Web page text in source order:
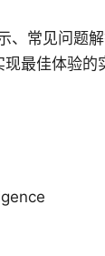
、常见问题
最佳体验的